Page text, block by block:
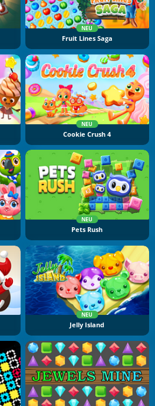
NEU
Fruit Lines Saga
NEU
Cookie Crush 4
NEU
Pets Rush
NEU
Jelly Island